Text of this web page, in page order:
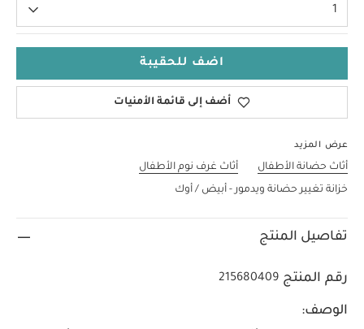
1
اضف للحقيبة
أضف إلى قائمة الأمنيات
عرض المزيد
أثاث حضانة الأطفال
أثاث غرف نوم الأطفال
خزانة تغيير حضانة ويدمور - أبيض / أوك
تفاصيل المنتج
رقم المنتج 215680409
الوصف: